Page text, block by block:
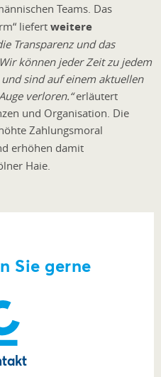
Teams. Das
liefert weitere
Transparenz und das
können jeder Zeit zu jedem
sind auf einem aktuellen
verloren.“erläutert
und Organisation. Die
Zahlungsmoral
erhöhen damit
Haie.
Sie gerne